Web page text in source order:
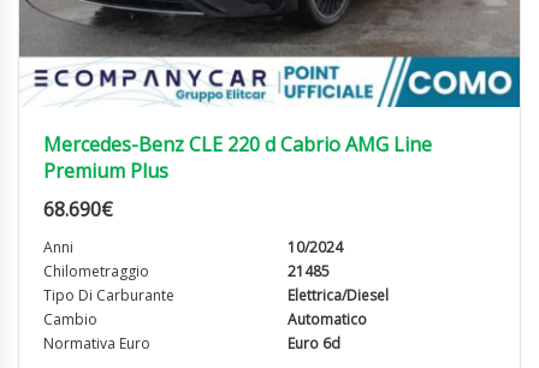
Mercedes-Benz CLE 220 d Cabrio AMG Line
Premium Plus
68.690€
Anni
10/2024
Chilometraggio
21485
Tipo Di Carburante
Elettrica/Diesel
Cambio
Automatico
Normativa Euro
Euro 6d